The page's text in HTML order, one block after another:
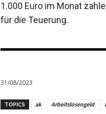
1.000 Euro im Monat
für die Teuerung.
31/08/2023
TOPICS ak Arbeitslosengeld